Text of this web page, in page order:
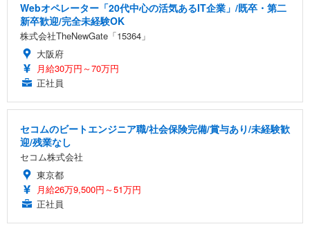
Webオペレーター「20代中心の活気あるIT企業」/既卒・第二
新卒歓迎/完全未経験OK
株式会社TheNewGate「15364」
大阪府
月給30万円～70万円
正社員
セコムのビートエンジニア職/社会保険完備/賞与あり/未経験歓
迎/残業なし
セコム株式会社
東京都
月給26万9,500円～51万円
正社員